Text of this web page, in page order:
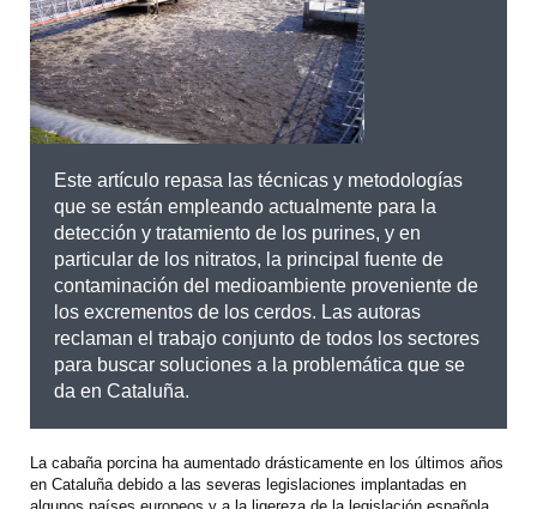
BUSCAR
Este artículo repasa las técnicas y metodologías
que se están empleando actualmente para la
detección y tratamiento de los purines, y en
particular de los nitratos, la principal fuente de
contaminación del medioambiente proveniente de
los excrementos de los cerdos. Las autoras
reclaman el trabajo conjunto de todos los sectores
para buscar soluciones a la problemática que se
da en Cataluña.
La cabaña porcina ha aumentado drásticamente en los últimos años
en Cataluña debido a las severas legislaciones implantadas en